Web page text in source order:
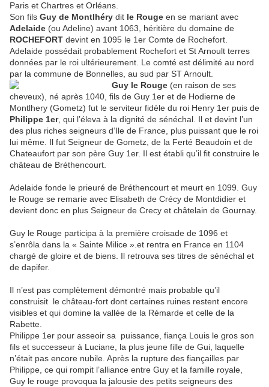
Paris et Chartres et Orléans.
Son fils Guy de Montlhéry dit le Rouge en se mariant avec
Adelaide (ou Adeline) avant 1063, héritière du domaine de
ROCHEFORT devint en 1095 le 1er Comte de Rochefort.
Adelaide possédait probablement Rochefort et St Arnoult terres
données par le roi ultérieurement. Le comté est délimité au nord
par la commune de Bonnelles, au sud par ST Arnoult.
Guy le Rouge (en raison de ses
cheveux), né après 1040, fils de Guy 1er et de Hodierne de
Montlhery (Gometz) fut le serviteur fidèle du roi Henry 1er puis de
Philippe 1er, qui l’éleva à la dignité de sénéchal. Il et devint l’un
des plus riches seigneurs d’Ile de France, plus puissant que le roi
lui même. Il fut Seigneur de Gometz, de la Ferté Beaudoin et de
Chateaufort par son père Guy 1er. Il est établi qu’il fit construire le
château de Bréthencourt.
Adelaide fonde le prieuré de Bréthencourt et meurt en 1099. Guy
le Rouge se remarie avec Elisabeth de Crécy de Montdidier et
devient donc en plus Seigneur de Crecy et châtelain de Gournay.
Guy le Rouge participa à la première croisade de 1096 et
s’enrôla dans la « Sainte Milice ».et rentra en France en 1104
chargé de gloire et de biens. Il retrouva ses titres de sénéchal et
de dapifer.
Il n’est pas complètement démontré mais probable qu’il
construisit le château-fort dont certaines ruines restent encore
visibles et qui domine la vallée de la Rémarde et celle de la
Rabette.
Philippe 1er pour asseoir sa puissance, fiança Louis le gros son
fils et successeur à Luciane, la plus jeune fille de Gui, laquelle
n’était pas encore nubile. Après la rupture des fiançailles par
Philippe, ce qui rompit l’alliance entre Guy et la famille royale,
Guy le rouge provoqua la jalousie des petits seigneurs des